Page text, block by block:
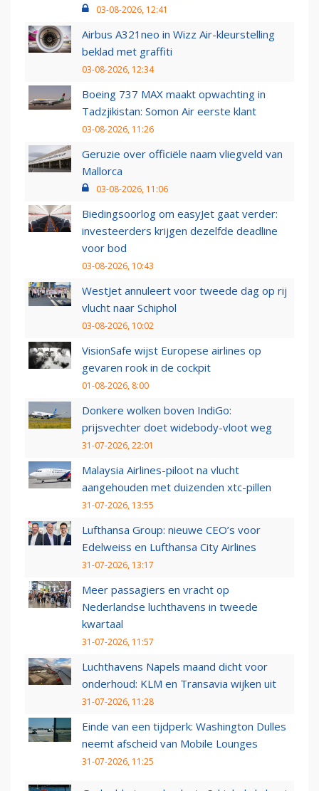
03-08-2026, 12:41
Airbus A321neo in Wizz Air-kleurstelling
beklad met graffiti
03-08-2026, 12:34
Boeing 737 MAX maakt opwachting in
Tadzjikistan: Somon Air eerste klant
03-08-2026, 11:26
Geruzie over officiële naam vliegveld van
Mallorca
03-08-2026, 11:06
Biedingsoorlog om easyJet gaat verder:
investeerders krijgen dezelfde deadline
voor bod
03-08-2026, 10:43
WestJet annuleert voor tweede dag op rij
vlucht naar Schiphol
03-08-2026, 10:02
VisionSafe wijst Europese airlines op
gevaren rook in de cockpit
01-08-2026, 8:00
Donkere wolken boven IndiGo:
prijsvechter doet widebody-vloot weg
31-07-2026, 22:01
Malaysia Airlines-piloot na vlucht
aangehouden met duizenden xtc-pillen
31-07-2026, 13:55
Lufthansa Group: nieuwe CEO’s voor
Edelweiss en Lufthansa City Airlines
31-07-2026, 13:17
Meer passagiers en vracht op
Nederlandse luchthavens in tweede
kwartaal
31-07-2026, 11:57
Luchthavens Napels maand dicht voor
onderhoud: KLM en Transavia wijken uit
31-07-2026, 11:28
Einde van een tijdperk: Washington Dulles
neemt afscheid van Mobile Lounges
31-07-2026, 11:25